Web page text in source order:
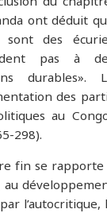
ont déduit
des
pas à
durables».
des
au
298).
fin se rapporte
l’autocritique,